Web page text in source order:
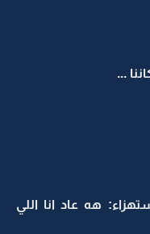
...
هه عاد انا اللي